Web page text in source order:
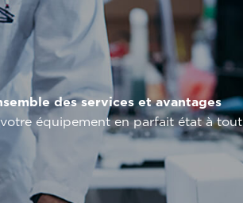
des services et avantages
équipement en parfait état à tout